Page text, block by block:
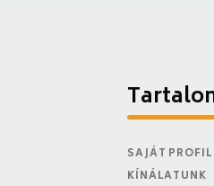
SAJÁT PROFIL
KÍNÁLATUNK